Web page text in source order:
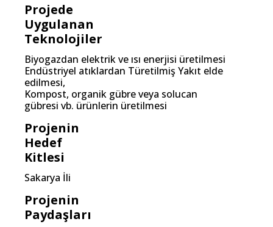
Projede
Uygulanan
Teknolojiler
Biyogazdan elektrik ve ısı enerjisi üretilmesi
Endüstriyel atıklardan Türetilmiş Yakıt elde
edilmesi,
Kompost, organik gübre veya solucan
gübresi vb. ürünlerin üretilmesi
Projenin
Hedef
Kitlesi
Sakarya İli
Projenin
Paydaşları